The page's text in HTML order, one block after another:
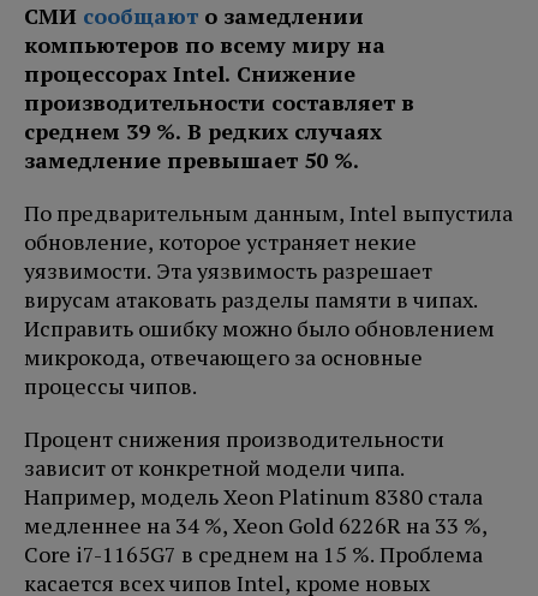
СМИ сообщают о замедлении
компьютеров по всему миру на
процессорах Intel. Снижение
производительности составляет в
среднем 39 %. В редких случаях
замедление превышает 50 %.
По предварительным данным, Intel выпустила
обновление, которое устраняет некие
уязвимости. Эта уязвимость разрешает
вирусам атаковать разделы памяти в чипах.
Исправить ошибку можно было обновлением
микрокода, отвечающего за основные
процессы чипов.
Процент снижения производительности
зависит от конкретной модели чипа.
Например, модель Xeon Platinum 8380 стала
медленнее на 34 %, Xeon Gold 6226R на 33 %,
Core i7-1165G7 в среднем на 15 %. Проблема
касается всех чипов Intel, кроме новых